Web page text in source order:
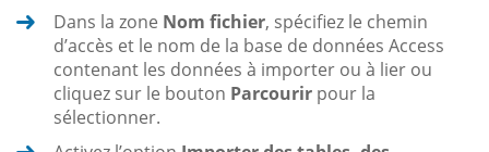
Dans la zone Nom fichier, spécifiez le chemin
d’accès et le nom de la base de données Access
contenant les données à importer ou à lier ou
cliquez sur le bouton Parcourir pour la
sélectionner.